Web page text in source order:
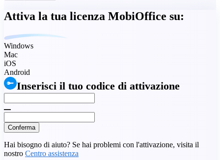
Attiva la tua licenza MobiOffice su:
Windows
Mac
iOS
Android
Inserisci il tuo codice di attivazione
Conferma
Hai bisogno di aiuto? Se hai problemi con l'attivazione, visita il
nostro Centro assistenza